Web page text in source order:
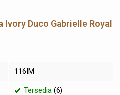
Duco Gabrielle Royal
116IM
Tersedia (6)